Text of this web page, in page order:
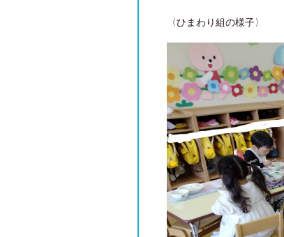
〈ひまわり組の様子〉